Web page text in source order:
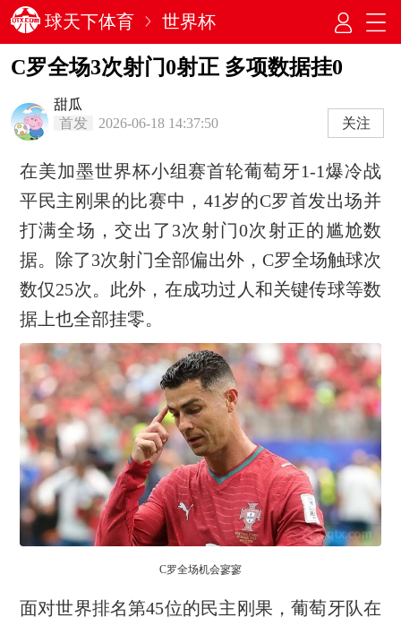
球天下体育 世界杯
C罗全场3次射门0射正 多项数据挂0
甜瓜
首发
2026-06-18 14:37:50 关注
在美加墨世界杯小组赛首轮葡萄牙1-1爆冷战
平民主刚果的比赛中，41岁的C罗首发出场并
打满全场，交出了3次射门0次射正的尴尬数
据。除了3次射门全部偏出外，C罗全场触球次
数仅25次。此外，在成功过人和关键传球等数
据上也全部挂零。
C罗全场机会寥寥
面对世界排名第45位的民主刚果，葡萄牙队在